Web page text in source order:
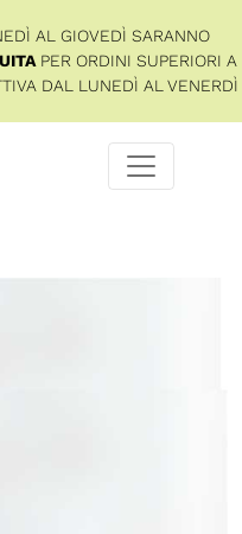
AL GIOVEDÌ SARANNO
PER ORDINI SUPERIORI A
DAL LUNEDÌ AL VENERDÌ